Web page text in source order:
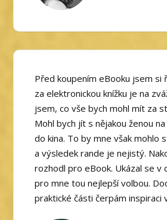
Před koupením eBooku jsem si
za elektronickou knížku je na
jsem, co vše bych mohl mít za
Mohl bych jít s nějakou ženou
do kina. To by mne však mohlo
a výsledek rande je nejistý.
rozhodl pro eBook. Ukázal se v
pro mne tou nejlepší volbou.
praktické části čerpám inspiraci